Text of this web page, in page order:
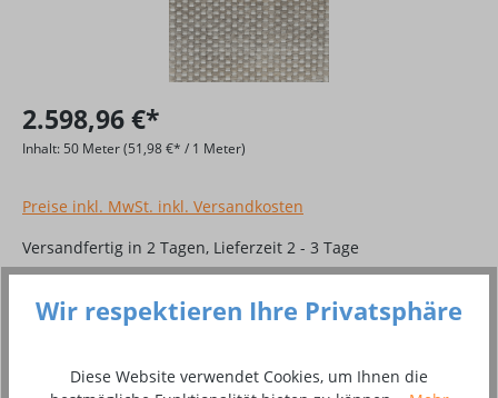
2.598,96 €*
Inhalt: 50 Meter(51,98 €* / 1 Meter)
Preise inkl. MwSt. inkl. Versandkosten
Versandfertig in 2 Tagen, Lieferzeit 2 - 3 Tage
Produkt Anzahl: Gib den gewünschten
In den Warenkorb
Zum Merkzettel hinzufügen
Wir respektieren Ihre Privatsphäre
Diese Website verwendet Cookies, um Ihnen die